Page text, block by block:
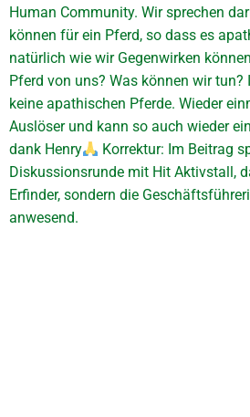
Human Community. Wir sprechen
können für ein Pferd, so dass es
natürlich wie wir Gegenwirken
Pferd von uns? Was können wir tun?
keine apathischen Pferde. Wieder
Auslöser und kann so auch wieder
dank Henry
Korrektur: Im Beitrag
Diskussionsrunde mit Hit Aktivstall,
Erfinder, sondern die
anwesend.